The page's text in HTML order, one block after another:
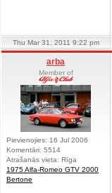
Thu Mar 31, 2011 9:22 pm
arba
Member of
Pievienojies: 16 Jul 2006
Komentāri: 5514
Atrašanās vieta: Rīga
1975 Alfa-Romeo GTV 2000
Bertone